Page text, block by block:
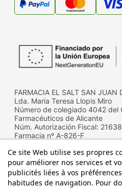
FARMACIA EL SALT SAN JUAN
Lda. Maria Teresa Llopis Miro
Número de colegiado 4042 del
Farmacéuticos de Alicante
Núm. Autorización Fiscal:
Farmacia nº A-826-F
Ce site Web utilise ses propres
pour améliorer nos services et
publicités liées à vos
habitudes de navigation. Pour